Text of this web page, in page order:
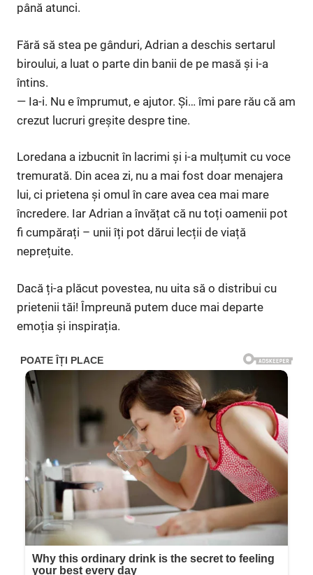
până atunci.
Fără să stea pe gânduri, Adrian a deschis sertarul
biroului, a luat o parte din banii de pe masă și i-a
întins.
— Ia-i. Nu e împrumut, e ajutor. Și… îmi pare rău că am
crezut lucruri greșite despre tine.
Loredana a izbucnit în lacrimi și i-a mulțumit cu voce
tremurată. Din acea zi, nu a mai fost doar menajera
lui, ci prietena și omul în care avea cea mai mare
încredere. Iar Adrian a învățat că nu toți oamenii pot
fi cumpărați – unii îți pot dărui lecții de viață
neprețuite.
Dacă ți-a plăcut povestea, nu uita să o distribui cu
prietenii tăi! Împreună putem duce mai departe
emoția și inspirația.